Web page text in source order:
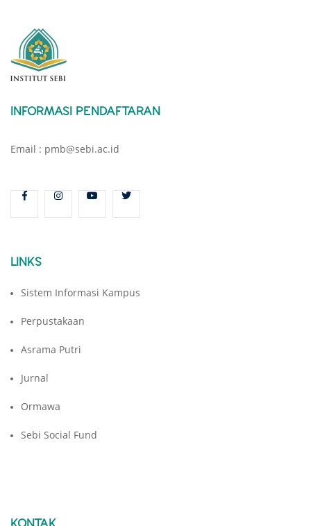
INFORMASI PENDAFTARAN
Email : pmb@sebi.ac.id
LINKS
Sistem Informasi Kampus
Perpustakaan
Asrama Putri
Jurnal
Ormawa
Sebi Social Fund
KONTAK